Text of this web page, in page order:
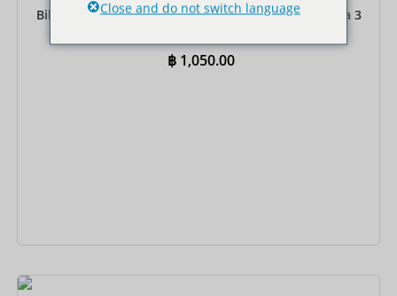
Billet pour un dîner-croisière au TERMINAL 21 Rama 3
฿ 1,050.00
Ajouter au panier
Close and do not switch language